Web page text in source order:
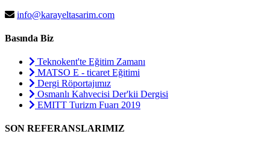
info@karayeltasarim.com
Basında Biz
Teknokent'te Eğitim Zamanı
MATSO E - ticaret Eğitimi
Dergi Röportajımız
Osmanlı Kahvecisi Der'kii Dergisi
EMITT Turizm Fuarı 2019
SON REFERANSLARIMIZ